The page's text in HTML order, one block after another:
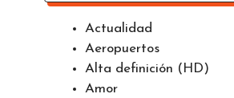
Actualidad
Aeropuertos
Alta definición (HD)
Amor